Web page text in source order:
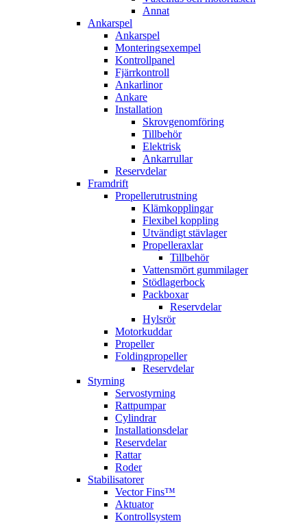
Annat
Ankarspel
Ankarspel
Monteringsexempel
Kontrollpanel
Fjärrkontroll
Ankarlinor
Ankare
Installation
Skrovgenomföring
Tillbehör
Elektrisk
Ankarrullar
Reservdelar
Framdrift
Propellerutrustning
Klämkopplingar
Flexibel koppling
Utvändigt stävlager
Propelleraxlar
Tillbehör
Vattensmört gummilager
Stödlagerbock
Packboxar
Reservdelar
Hylsrör
Motorkuddar
Propeller
Foldingpropeller
Reservdelar
Styrning
Servostyrning
Rattpumpar
Cylindrar
Installationsdelar
Reservdelar
Rattar
Roder
Stabilisatorer
Vector Fins™
Aktuator
Kontrollsystem